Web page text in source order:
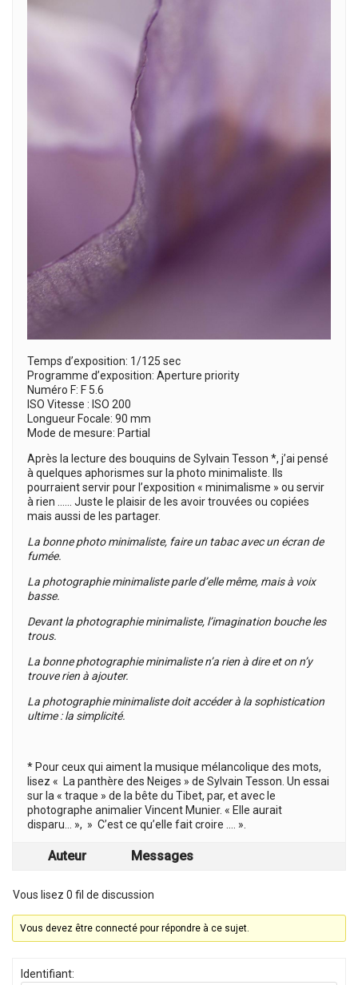
Temps d’exposition: 1/125 sec
Programme d’exposition: Aperture priority
Numéro F: F 5.6
ISO Vitesse : ISO 200
Longueur Focale: 90 mm
Mode de mesure: Partial
Après la lecture des bouquins de Sylvain Tesson *, j’ai pensé
à quelques aphorismes sur la photo minimaliste. Ils
pourraient servir pour l’exposition « minimalisme » ou servir
à rien …… Juste le plaisir de les avoir trouvées ou copiées
mais aussi de les partager.
La bonne photo minimaliste, faire un tabac avec un écran de
fumée.
La photographie minimaliste parle d’elle même, mais à voix
basse.
Devant la photographie minimaliste, l’imagination bouche les
trous.
La bonne photographie minimaliste n’a rien à dire et on n’y
trouve rien à ajouter.
La photographie minimaliste doit accéder à la sophistication
ultime : la simplicité.
* Pour ceux qui aiment la musique mélancolique des mots,
lisez « La panthère des Neiges » de Sylvain Tesson. Un essai
sur la « traque » de la bête du Tibet, par, et avec le
photographe animalier Vincent Munier. « Elle aurait
disparu… », » C’est ce qu’elle fait croire …. ».
Auteur Messages
Vous lisez 0 fil de discussion
Vous devez être connecté pour répondre à ce sujet.
Identifiant: